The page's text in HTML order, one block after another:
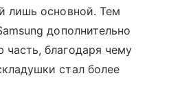
лишь основной. Тем
дополнительно
благодаря чему
стал более